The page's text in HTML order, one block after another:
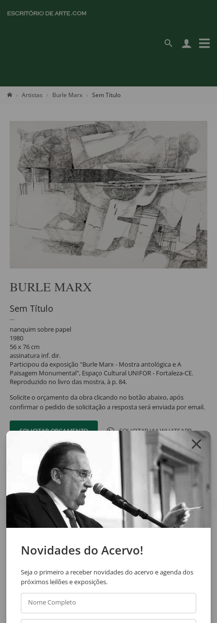
Artistas Burle Marx Sem Título
BURLE MARX
Sem Título
nanquim sobre papel
1980
56 x 76 cm
assinatura inf. dir.
Participou da exposição "Burle Marx - Mostra antológica e A
Paisagem Monumental", Espaço Cultural UNIFOR - Fortaleza-CE.
Reproduzido no livro das mostra, à p. 84.
Solicite o orçamento da obra clicando no botão abaixo, após
confirmar o pedido de solicitação a resposta será enviada por email.
SOLICITAR ORÇAMENTO SOLICITAR VIA WHATSAPP
Compartilhar
Veja também
Novidades do Acervo!
Seja o primeiro a receber novidades do acervo e agenda dos
próximos leilões e exposições.
Nome Completo